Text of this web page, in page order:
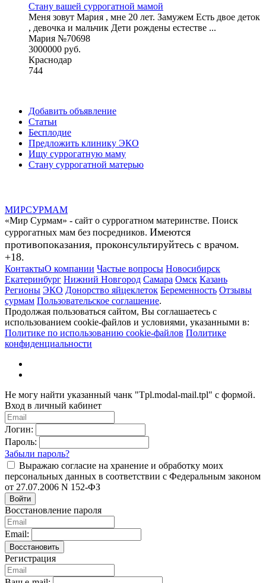
Стану вашей суррогатной мамой
Меня зовут Мария , мне 20 лет. Замужем Есть двое деток
, девочка и мальчик Дети рождены естестве ...
Мария №70698
3000000 руб.
Краснодар
744
Добавить объявление
Статьи
Бесплодие
Предложить клинику ЭКО
Ищу суррогатную маму
Стану суррогатной матерью
МИРСУРМАМ
«Мир Сурмам» - сайт о суррогатном материнстве. Поиск
суррогатных мам без посредников. Имеются
противопоказания, проконсультируйтесь с врачом.
+18.
КонтактыО компании Частые вопросы Новосибирск
Екатеринбург Нижний Новгород Самара Омск Казань
Регионы ЭКО Донорство яйцеклеток Беременность Отзывы
сурмам Пользовательское соглашение.
Продолжая пользоваться сайтом, Вы соглашаетесь с
использованием cookie-файлов и условиями, указанными в:
Политике по использованию cookie-файлов Политике
конфиденциальности
Не могу найти указанный чанк "Tpl.modal-mail.tpl" с формой.
Вход в личный кабинет
Логин:
Пароль:
Забыли пароль?
Выражаю согласие на хранение и обработку моих
персональных данных в соответствии с Федеральным законом
от 27.07.2006 N 152-ФЗ
Войти
Восстановление пароля
Email:
Восстановить
Регистрация